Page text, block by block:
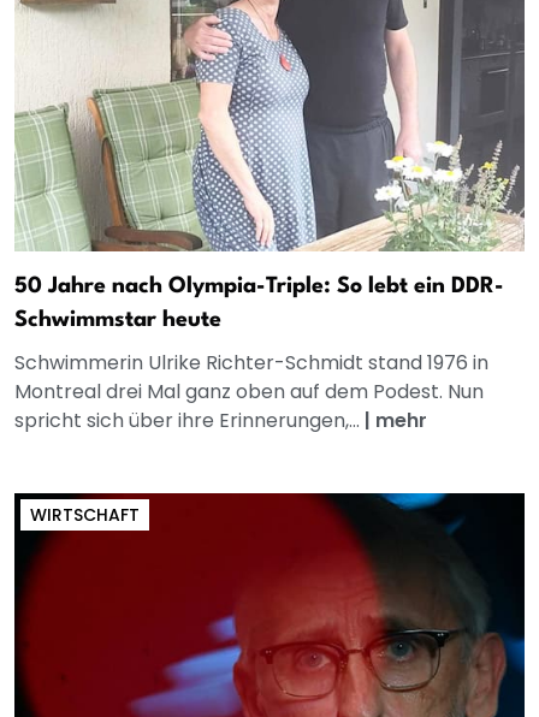
50 Jahre nach Olympia-Triple: So lebt ein DDR-
Schwimmstar heute
Schwimmerin Ulrike Richter-Schmidt stand 1976 in
Montreal drei Mal ganz oben auf dem Podest. Nun
spricht sich über ihre Erinnerungen,... | mehr
WIRTSCHAFT